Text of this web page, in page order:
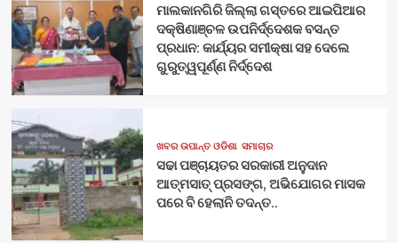
ମାଲକାନଗିରି ଜିଲ୍ଲା ଗସ୍ତରେ ଆଇପିଆର
ଦକ୍ଷିଣାଞ୍ଚଳ ଉପନିର୍ଦ୍ଦେଶକ ବସନ୍ତ
ପ୍ରଧାନ: କାର୍ଯ୍ୟର ସମୀକ୍ଷା ସହ ଦେଲେ
ଗୁରୁତ୍ୱପୂର୍ଣ୍ଣ ନିର୍ଦ୍ଦେଶ
ଖବର ଉପାନ୍ତ ଓଡିଶା ସମାଚାର
ସଢା ପଞ୍ଚାୟତର ସରକାରୀ ଅନୁଦାନ
ଆତ୍ମସାତ୍ ପ୍ରସଙ୍ଗ, ଅଭିଯୋଗର ମାସକ
ପରେ ବି ହେଲାନି ତଦନ୍ତ..